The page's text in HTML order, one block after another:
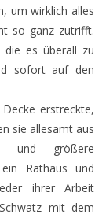
um wirklich alles
so ganz zutrifft.
die es überall zu
sofort auf den
erstreckte,
sie allesamt aus
und größere
Rathaus und
ihrer Arbeit
mit dem